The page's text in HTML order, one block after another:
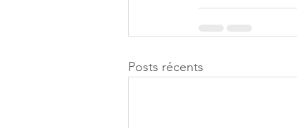
Posts récents